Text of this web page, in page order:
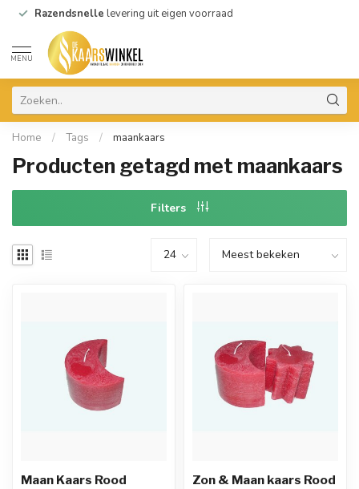
Razendsnelle levering uit eigen voorraad
MENU
Home / Tags / maankaars
Producten getagd met maankaars
Filters
Maan Kaars Rood
Zon & Maan kaars Rood